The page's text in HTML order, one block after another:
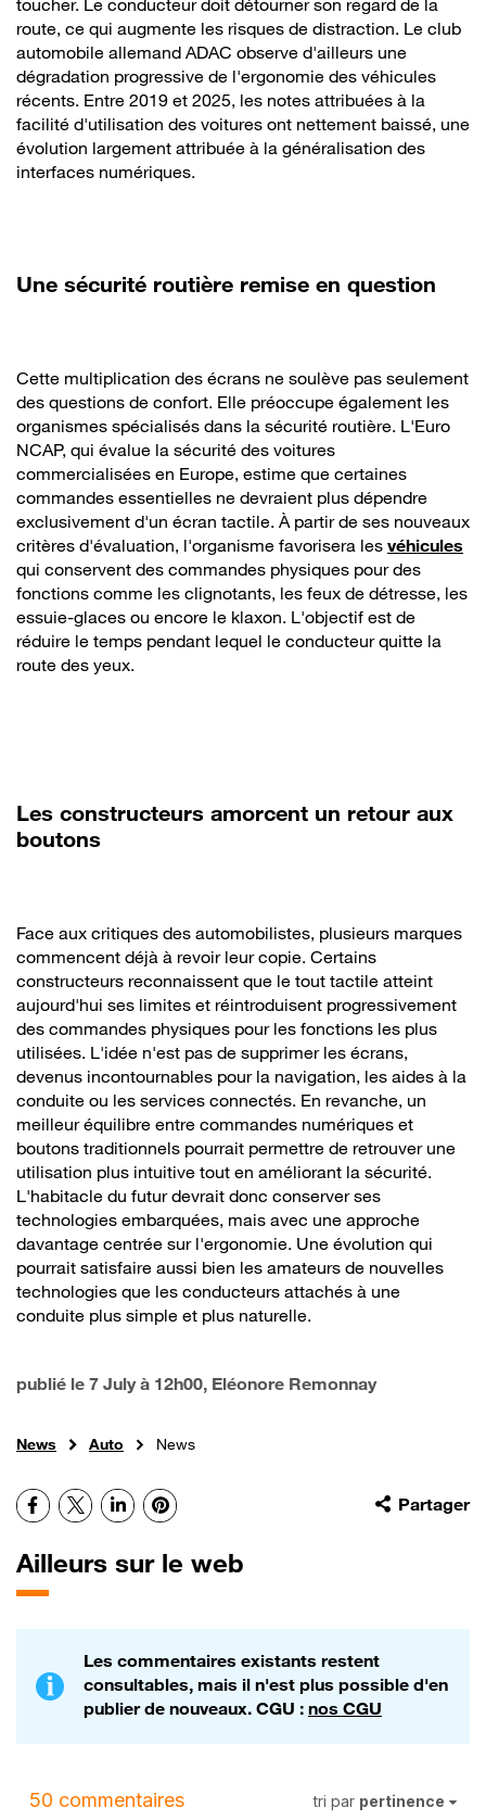
toucher. Le conducteur doit détourner son regard de la
route, ce qui augmente les risques de distraction. Le club
automobile allemand ADAC observe d'ailleurs une
dégradation progressive de l'ergonomie des véhicules
récents. Entre 2019 et 2025, les notes attribuées à la
facilité d'utilisation des voitures ont nettement baissé, une
évolution largement attribuée à la généralisation des
interfaces numériques.
Une sécurité routière remise en question
Cette multiplication des écrans ne soulève pas seulement
des questions de confort. Elle préoccupe également les
organismes spécialisés dans la sécurité routière. L'Euro
NCAP, qui évalue la sécurité des voitures
commercialisées en Europe, estime que certaines
commandes essentielles ne devraient plus dépendre
exclusivement d'un écran tactile. À partir de ses nouveaux
critères d'évaluation, l'organisme favorisera les véhicules
qui conservent des commandes physiques pour des
fonctions comme les clignotants, les feux de détresse, les
essuie-glaces ou encore le klaxon. L'objectif est de
réduire le temps pendant lequel le conducteur quitte la
route des yeux.
Les constructeurs amorcent un retour aux
boutons
Face aux critiques des automobilistes, plusieurs marques
commencent déjà à revoir leur copie. Certains
constructeurs reconnaissent que le tout tactile atteint
aujourd'hui ses limites et réintroduisent progressivement
des commandes physiques pour les fonctions les plus
utilisées. L'idée n'est pas de supprimer les écrans,
devenus incontournables pour la navigation, les aides à la
conduite ou les services connectés. En revanche, un
meilleur équilibre entre commandes numériques et
boutons traditionnels pourrait permettre de retrouver une
utilisation plus intuitive tout en améliorant la sécurité.
L'habitacle du futur devrait donc conserver ses
technologies embarquées, mais avec une approche
davantage centrée sur l'ergonomie. Une évolution qui
pourrait satisfaire aussi bien les amateurs de nouvelles
technologies que les conducteurs attachés à une
conduite plus simple et plus naturelle.
publié le 7 July à 12h00, Eléonore Remonnay
News Auto News
Partager
Facebook
X LinkedInPinterest
Ailleurs sur le web
Les commentaires existants restent
consultables, mais il n'est plus possible d'en
publier de nouveaux. CGU : nos CGU